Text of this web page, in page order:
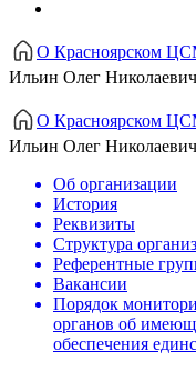
О Красноярском
Ильин Олег Николаевич
О Красноярском
Ильин Олег Николаевич
Об организации
История
Реквизиты
Структура
Референтные
Вакансии
Порядок
органов об
обеспечения